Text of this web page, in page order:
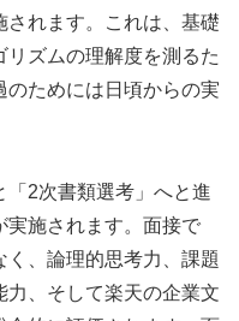
されます。これは、基礎
ズムの理解度を測るた
ためには日頃からの実
「2次書類選考」へと進
実施されます。面接で
、論理的思考力、課題
、そして楽天の企業文